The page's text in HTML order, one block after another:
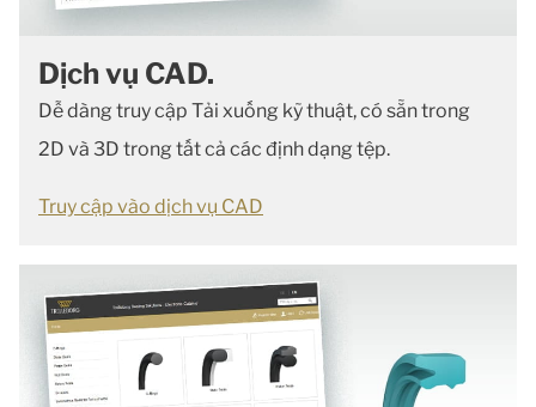
Dịch vụ CAD.
Dễ dàng truy cập Tải xuống kỹ thuật, có sẵn trong
2D và 3D trong tất cả các định dạng tệp.
Truy cập vào dịch vụ CAD